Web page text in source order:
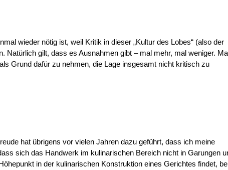
wieder nötig ist, weil Kritik in dieser „Kultur des Lobes“ (also der
gilt, dass es Ausnahmen gibt – mal mehr, mal weniger.
Grund dafür zu nehmen, die Lage insgesamt nicht kritisch zu
hat übrigens vor vielen Jahren dazu geführt, dass ich meine
sich das Handwerk im kulinarischen Bereich nicht in Garungen
in der kulinarischen Konstruktion eines Gerichtes findet,